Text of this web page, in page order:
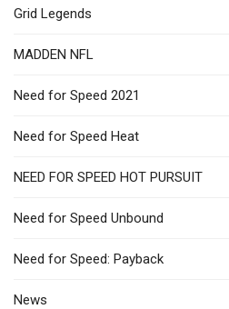
Grid Legends
MADDEN NFL
Need for Speed 2021
Need for Speed Heat
NEED FOR SPEED HOT PURSUIT
Need for Speed Unbound
Need for Speed: Payback
News